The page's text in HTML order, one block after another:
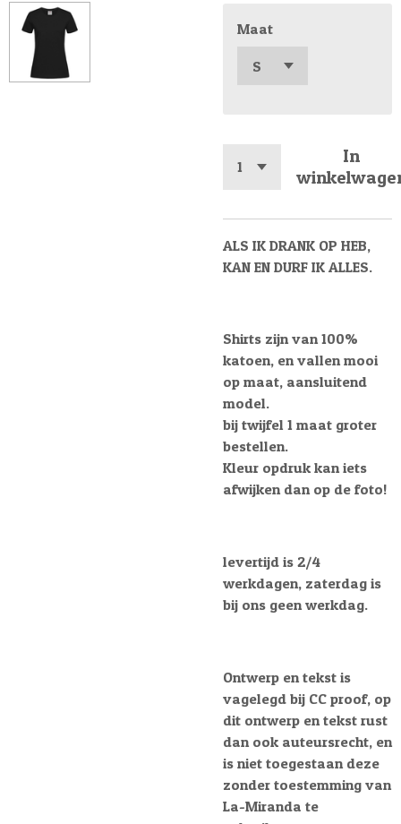
Maat
In
ALS IK DRANK OP HEB,
KAN EN DURF IK ALLES.
Shirts zijn van 100%
katoen, en vallen mooi
op maat, aansluitend
model.
bij twijfel 1 maat groter
bestellen.
Kleur opdruk kan iets
afwijken dan op de foto!
levertijd is 2/4
werkdagen, zaterdag is
bij ons geen werkdag.
Ontwerp en tekst is
vagelegd bij CC proof, op
dit ontwerp en tekst rust
dan ook auteursrecht, en
is niet toegestaan deze
zonder toestemming van
La-Miranda te